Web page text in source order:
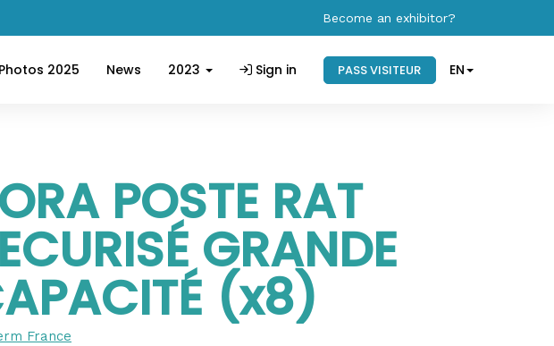
Become an exhibitor?
Photos 2025 News 2023 Sign in PASS VISITEUR EN
POSTE RAT
GRANDE
(x8)
France